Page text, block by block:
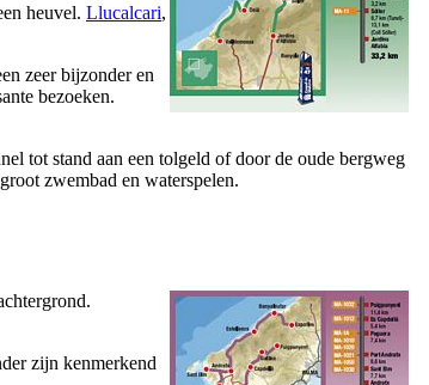
heuvel. Llucalcari,
zeer bijzonder en
bezoeken.
tot stand aan een tolgeld of door de oude bergweg
zwembad en waterspelen.
zijn kenmerkend